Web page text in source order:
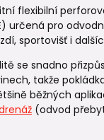
flexibilní
určená pro
sportovišť i
se snadno
takže
běžných
(odvod